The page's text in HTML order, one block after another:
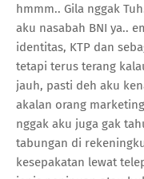
hmmm.. Gila nggak
aku nasabah BNI ya..
identitas, KTP dan
tetapi terus terang
jauh, pasti deh aku
akalan orang
nggak aku juga gak
tabungan di
kesepakatan lewat